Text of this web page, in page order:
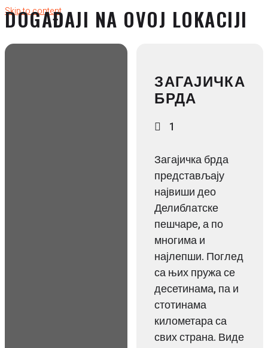
Skip to content
DOGAĐAJI NA OVOJ LOKACIJI
ЗАГАЈИЧКА
БРДА
1
Загајичка брда
представљају
највиши део
Делиблатске
пешчаре, а по
многима и
најлепши. Поглед
са њих пружа се
десетинама, па и
стотинама
километара са
свих страна. Виде